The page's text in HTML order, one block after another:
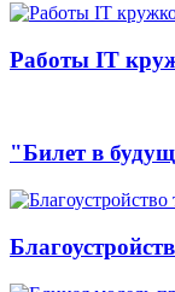
Работы IT
"Билет в